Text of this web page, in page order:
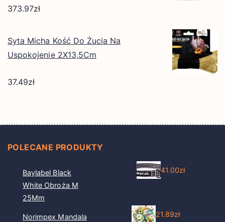
373.97zł
Syta Micha Kość Do Żucia Na
Uspokojenie 2X13,5Cm
37.49zł
POLECANE PRODUKTY
Baylabel Black
White Obroża M
25Mm
41.00zł
Norimpex Mandala
21.89zł